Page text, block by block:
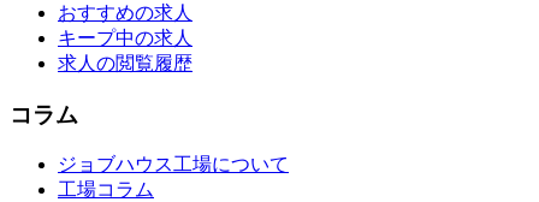
おすすめの求人
キープ中の求人
求人の閲覧履歴
コラム
ジョブハウス工場について
工場コラム